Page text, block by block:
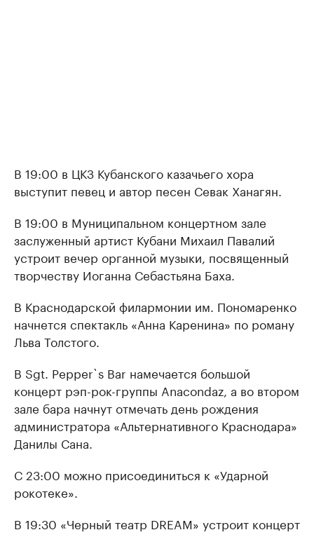
В 19:00 в ЦКЗ Кубанского казачьего хора
выступит певец и автор песен Севак Ханагян.
В 19:00 в Муниципальном концертном зале
заслуженный артист Кубани Михаил Павалий
устроит вечер органной музыки, посвященный
творчеству Иоганна Себастьяна Баха.
В Краснодарской филармонии им. Пономаренко
начнется спектакль «Анна Каренина» по роману
Льва Толстого.
В Sgt. Pepper`s Bar намечается большой
концерт рэп-рок-группы Anacondaz, а во втором
зале бара начнут отмечать день рождения
администратора «Альтернативного Краснодара»
Данилы Сана.
С 23:00 можно присоединиться к «Ударной
рокотеке».
В 19:30 «Черный театр DREAM» устроит концерт